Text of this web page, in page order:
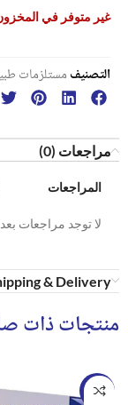
غير متوفر في
التصنيفمستلزمات
مراجعات (0)
المراجعات
لا توجد مراجعات
& Delivery
منتجات ذات
-24%